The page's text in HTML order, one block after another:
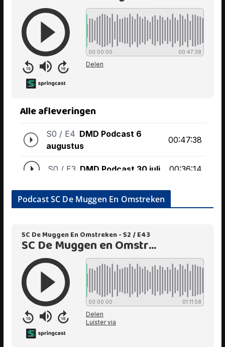
Podcast SC De Muggen En Omstreken